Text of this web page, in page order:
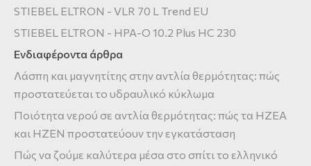
STIEBEL ELTRON - VLR 70 L Trend EU
STIEBEL ELTRON - HPA-O 10.2 Plus HC 230
Ενδιαφέροντα άρθρα
Λάσπη και μαγνητίτης στην αντλία θερμότητας: πώς
προστατεύεται το υδραυλικό κύκλωμα
Ποιότητα νερού σε αντλία θερμότητας: πώς τα HZEA
και HZEN προστατεύουν την εγκατάσταση
Πώς να ζούμε καλύτερα μέσα στο σπίτι το ελληνικό